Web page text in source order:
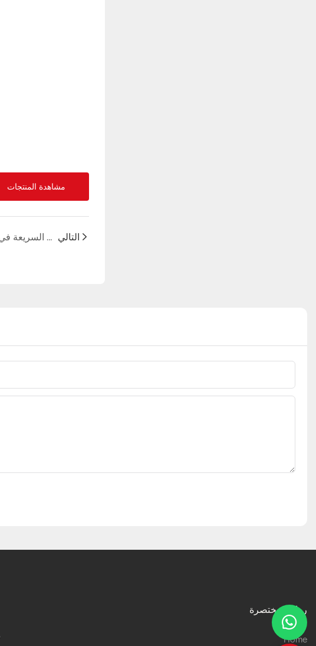
مشاهدة المنتجات
قارئ Leadlandlink rfid لمشروع رسوم الطرق السريعة في موزمبيق الأفريقية التالي
روابط مختصرة
Home